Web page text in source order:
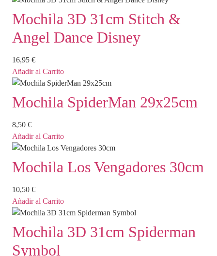
Mochila 3D 31cm Stitch &
Angel Dance Disney
16,95 €
Añadir al Carrito
Mochila SpiderMan 29x25cm
8,50 €
Añadir al Carrito
Mochila Los Vengadores 30cm
10,50 €
Añadir al Carrito
Mochila 3D 31cm Spiderman
Symbol